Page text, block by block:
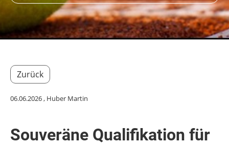
Zurück
06.06.2026, Huber Martin
Souveräne Qualifikation für